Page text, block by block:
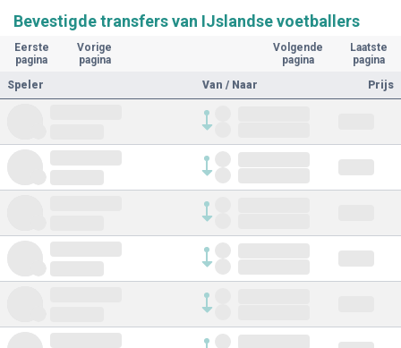
Bevestigde transfers van IJslandse voetballers
Eerste
pagina
Vorige
pagina
Volgende
pagina
Laatste
pagina
Speler
Van / Naar Prijs